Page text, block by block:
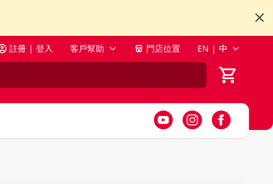
註冊 | 登入 客戶幫助 門店位置 EN | 中